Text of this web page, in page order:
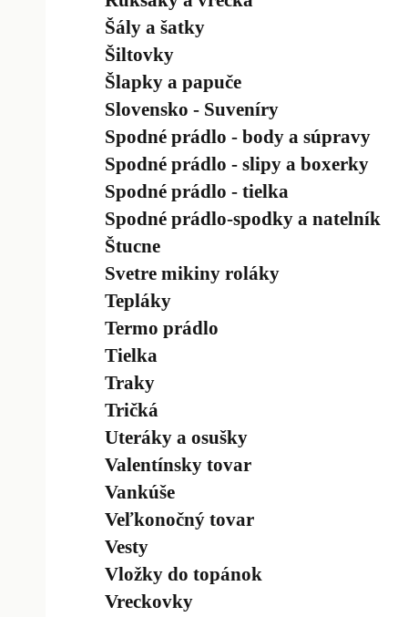
Šály a šatky
Šiltovky
Šlapky a papuče
Slovensko - Suveníry
Spodné prádlo - body a súpravy
Spodné prádlo - slipy a boxerky
Spodné prádlo - tielka
Spodné prádlo-spodky a natelník
Štucne
Svetre mikiny roláky
Tepláky
Termo prádlo
Tielka
Traky
Tričká
Uteráky a osušky
Valentínsky tovar
Vankúše
Veľkonočný tovar
Vesty
Vložky do topánok
Vreckovky